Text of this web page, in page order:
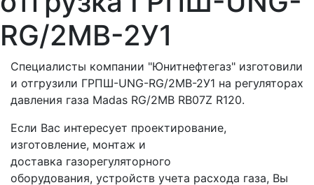
RG/2MB-2У1
Специалисты компании "Юнитнефтегаз" изготовили
и отгрузили ГРПШ-UNG-RG/2MB-2У1 на регуляторах
давления газа Madas RG/2MB RB07Z R120.
Если Вас интересует проектирование,
изготовление, монтаж и
доставка газорегуляторного
оборудования, устройств учета расхода газа, Вы